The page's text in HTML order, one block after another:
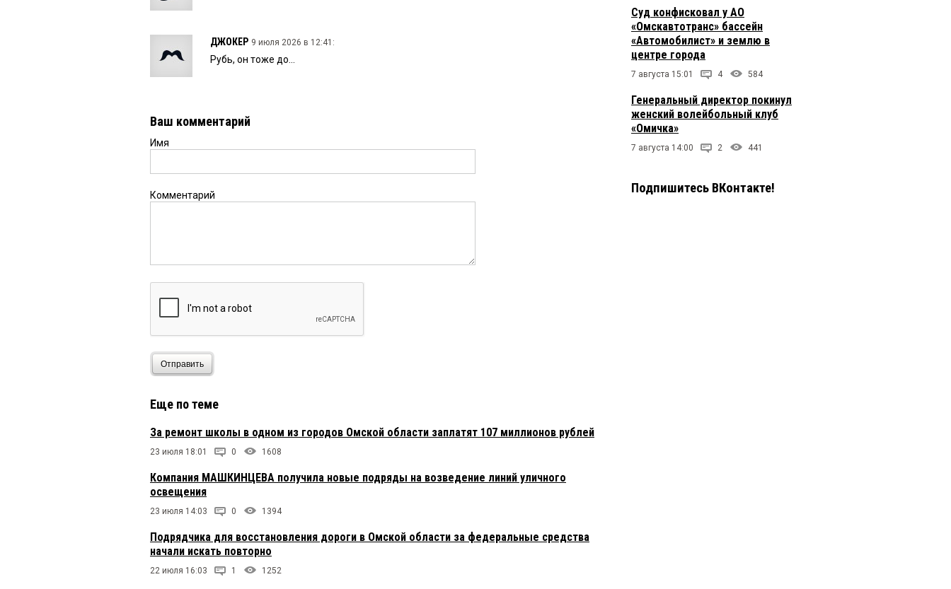
ДЖОКЕР 9 июля 2026 в 12:41:
Рубь, он тоже до...
Ваш комментарий
Имя
Комментарий
Отправить
Еще по теме
За ремонт школы в одном из городов Омской области заплатят 107 миллионов рублей
23 июля 18:01 0 1608
Компания МАШКИНЦЕВА получила новые подряды на возведение линий уличного
освещения
23 июля 14:03 0 1394
Подрядчика для восстановления дороги в Омской области за федеральные средства
начали искать повторно
22 июля 16:03 1 1252
Суд конфисковал у АО
«Омскавтотранс» бассейн
«Автомобилист» и землю в
центре города
7 августа 15:01 4 584
Генеральный директор покинул
женский волейбольный клуб
«Омичка»
7 августа 14:00 2 441
Подпишитесь ВКонтакте!